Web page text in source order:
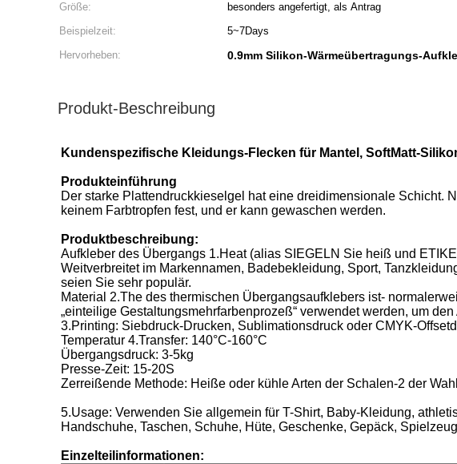
Größe:
besonders angefertigt, als Antrag
Beispielzeit:
5~7Days
Hervorheben:
0.9mm Silikon-Wärmeübertragungs-
Produkt-Beschreibung
Kundenspezifische Kleidungs-Flecken für Mantel, SoftMatt-
Produkteinführung
Der starke Plattendruckkieselgel hat eine dreidimensionale Schicht.
keinem Farbtropfen fest, und er kann gewaschen werden.
Produktbeschreibung:
Aufkleber des Übergangs 1.Heat (alias SIEGELN Sie heiß und
Weitverbreitet im Markennamen, Badebekleidung, Sport,
seien Sie sehr populär.
Material 2.The des thermischen Übergangsaufklebers ist-
„einteilige Gestaltungsmehrfarbenprozeß“ verwendet werden, um
3.Printing: Siebdruck-Drucken, Sublimationsdruck oder CMYK-
Temperatur 4.Transfer: 140°C-160°C
Übergangsdruck: 3-5kg
Presse-Zeit: 15-20S
Zerreißende Methode: Heiße oder kühle Arten der Schalen-2 der Wahl
5.Usage: Verwenden Sie allgemein für T-Shirt, Baby-Kleidung,
Handschuhe, Taschen, Schuhe, Hüte, Geschenke, Gepäck,
Einzelteilinformationen: